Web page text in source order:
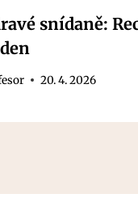
snídaně:
20. 4. 2026